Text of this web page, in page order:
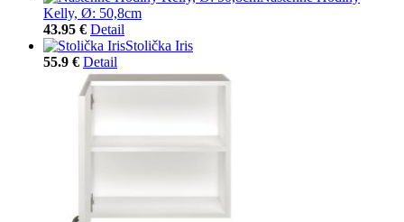
Kelly, Ø: 50,8cm
43.95 € Detail
Stolička Iris
55.9 € Detail